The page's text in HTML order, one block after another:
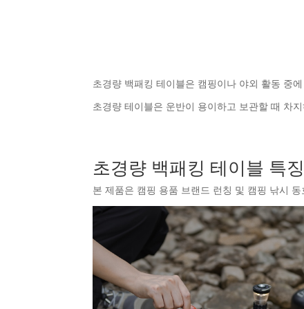
초경량 백패킹 테이블은 캠핑이나 야외 활동 중
초경량 테이블은 운반이 용이하고 보관할 때 차
초경량 백패킹 테이블 특징
본 제품은 캠핑 용품 브랜드 런칭 및 캠핑 낚시